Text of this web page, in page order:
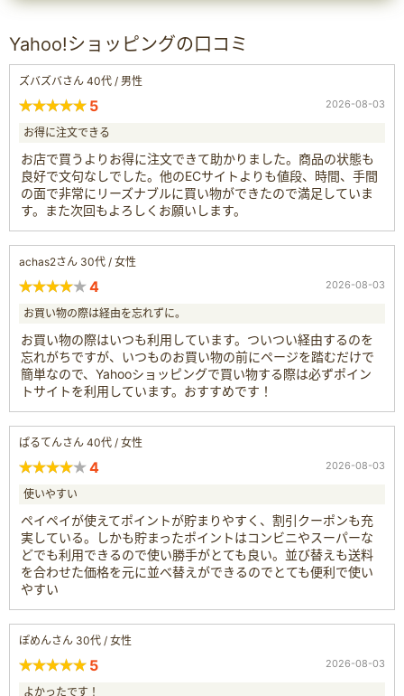
Yahoo!ショッピングの口コミ
ズバズバさん 40代 / 男性
5 2026-08-03
お得に注文できる
お店で買うよりお得に注文できて助かりました。商品の状態も
良好で文句なしでした。他のECサイトよりも値段、時間、手間
の面で非常にリーズナブルに買い物ができたので満足していま
す。また次回もよろしくお願いします。
achas2さん 30代 / 女性
4 2026-08-03
お買い物の際は経由を忘れずに。
お買い物の際はいつも利用しています。ついつい経由するのを
忘れがちですが、いつものお買い物の前にページを踏むだけで
簡単なので、Yahooショッピングで買い物する際は必ずポイン
トサイトを利用しています。おすすめです！
ぱるてんさん 40代 / 女性
4 2026-08-03
使いやすい
ペイペイが使えてポイントが貯まりやすく、割引クーポンも充
実している。しかも貯まったポイントはコンビニやスーパーな
どでも利用できるので使い勝手がとても良い。並び替えも送料
を合わせた価格を元に並べ替えができるのでとても便利で使い
やすい
ぽめんさん 30代 / 女性
5 2026-08-03
よかったです！